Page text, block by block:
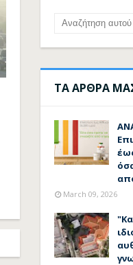
ΤΑ ΑΡΘΡΑ
March 09, 2026